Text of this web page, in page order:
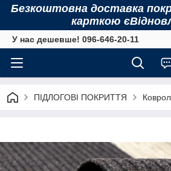
Безкоштовна доставка
карткою
У нас дешевше! 096-646-20-11
ПІДЛОГОВІ ПОКРИТТЯ